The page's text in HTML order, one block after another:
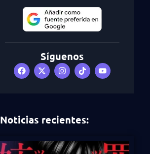
Síguenos
Noticias recientes: